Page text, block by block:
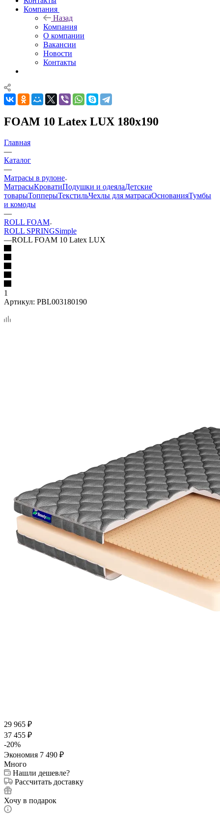
Компания
Назад
Компания
О компании
Вакансии
Новости
Контакты
FOAM 10 Latex LUX 180x190
Главная
—
Каталог
—
Матрасы в рулоне
МатрасыКроватиПодушки и одеялаДетские
товарыТопперыТекстильЧехлы для матрасаОснованияТумбы
и комоды
—
ROLL FOAM
ROLL SPRINGSimple
—ROLL FOAM 10 Latex LUX
1
Артикул: PBL003180190
29 965 ₽
37 455 ₽
-20%
Экономия 7 490 ₽
Много
Нашли дешевле?
Рассчитать доставку
Хочу в подарок